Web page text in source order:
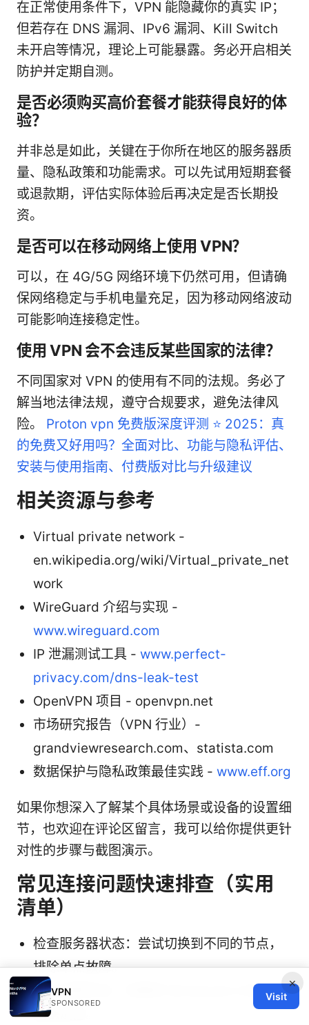
在正常使用条件下，VPN 能隐藏你的真实 IP；
但若存在 DNS 漏洞、IPv6 漏洞、Kill Switch
未开启等情况，理论上可能暴露。务必开启相关
防护并定期自测。
是否必须购买高价套餐才能获得良好的体
验？
并非总是如此，关键在于你所在地区的服务器质
量、隐私政策和功能需求。可以先试用短期套餐
或退款期，评估实际体验后再决定是否长期投
资。
是否可以在移动网络上使用 VPN？
可以，在 4G/5G 网络环境下仍然可用，但请确
保网络稳定与手机电量充足，因为移动网络波动
可能影响连接稳定性。
使用 VPN 会不会违反某些国家的法律？
不同国家对 VPN 的使用有不同的法规。务必了
解当地法律法规，遵守合规要求，避免法律风
险。 Proton vpn 免费版深度评测 ⭐ 2025：真
的免费又好用吗？全面对比、功能与隐私评估、
安装与使用指南、付费版对比与升级建议
相关资源与参考
Virtual private network -
en.wikipedia.org/wiki/Virtual_private_net
work
WireGuard 介绍与实现 -
www.wireguard.com
IP 泄漏测试工具 - www.perfect-
privacy.com/dns-leak-test
OpenVPN 项目 - openvpn.net
市场研究报告（VPN 行业）-
grandviewresearch.com、statista.com
数据保护与隐私政策最佳实践 - www.eff.org
如果你想深入了解某个具体场景或设备的设置细
节，也欢迎在评论区留言，我可以给你提供更针
对性的步骤与截图演示。
常见连接问题快速排查（实用
清单）
检查服务器状态：尝试切换到不同的节点，
排除单点故障。
确认加密协议：切换到 WireGuard 以测试速
度稳定性。
×
VPN
SPONSORED
Visit